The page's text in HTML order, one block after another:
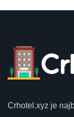
Crhotel.xyz je